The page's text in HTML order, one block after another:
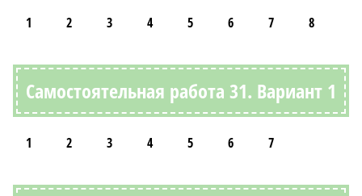
1 2 3 4 5 6 7 8
Самостоятельная работа 31. Вариант 1
1 2 3 4 5 6 7